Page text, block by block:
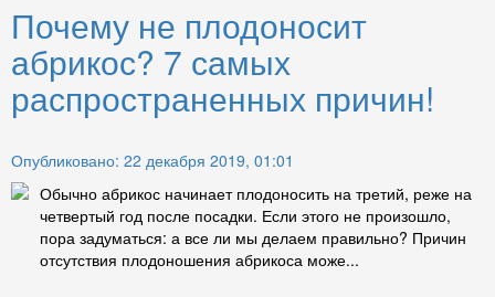
Почему не плодоносит
абрикос? 7 самых
распространенных причин!
Опубликовано: 22 декабря 2019, 01:01
Обычно абрикос начинает плодоносить на третий, реже на
четвертый год после посадки. Если этого не произошло,
пора задуматься: а все ли мы делаем правильно? Причин
отсутствия плодоношения абрикоса може...